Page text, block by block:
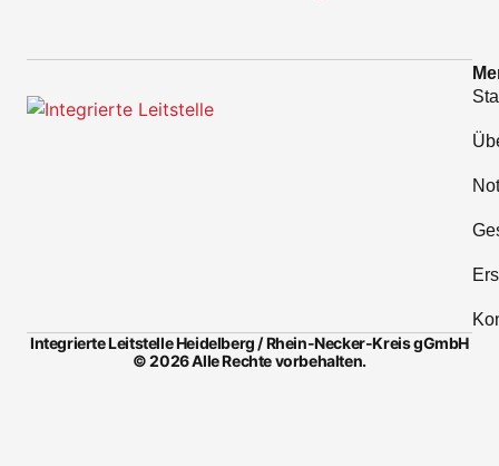
Integrierte Leitstelle Heidelberg / Rhein-Necker-Kreis gGmbH
© 2026 Alle Rechte vorbehalten.